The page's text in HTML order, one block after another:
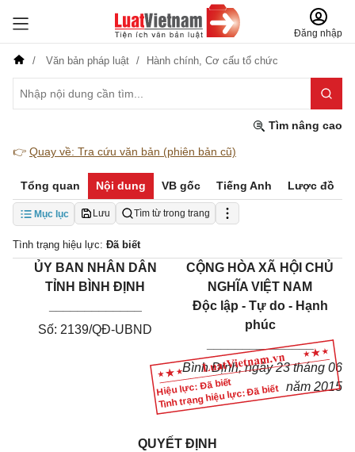
Đăng nhập
Văn bản pháp luật Hành chính, Cơ cấu tổ chức
Tìm nâng cao
👉 Quay về: Tra cứu văn bản (phiên bản cũ)
Tổng quan Nội dung VB gốc Tiếng Anh Lược đồ
Mục lục Lưu Tìm từ trong trang
Tình trạng hiệu lực: Đã biết
Hiệu lực: Đã biết
Tình trạng hiệu lực: Đã biết
ỦY BAN NHÂN DÂN
TỈNH BÌNH ĐỊNH
Số: 2139/QĐ-UBND
CỘNG HÒA XÃ HỘI CHỦ
NGHĨA VIỆT NAM
Độc lập - Tự do - Hạnh
phúc
_______________
Bình Định, ngày23tháng 06
năm 2015
QUYẾT ĐỊNH